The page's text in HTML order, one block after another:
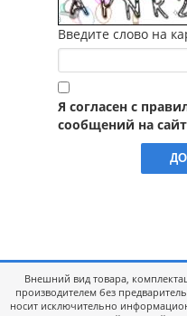
Введите слово на
Я согласен с
сообщений на
Внешний вид товара,
производителем без
носит исключительно